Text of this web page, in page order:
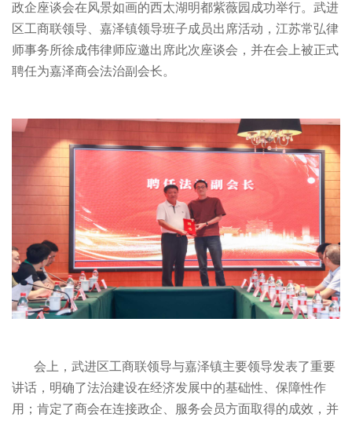
政企座谈会在风景如画的西太湖明都紫薇园成功举行。武进
区工商联领导、嘉泽镇领导班子成员出席活动，江苏常弘律
师事务所徐成伟律师应邀出席此次座谈会，并在会上被正式
聘任为嘉泽商会法治副会长。
会上，武进区工商联领导与嘉泽镇主要领导发表了重要
讲话，明确了法治建设在经济发展中的基础性、保障性作
用；肯定了商会在连接政企、服务会员方面取得的成效，并